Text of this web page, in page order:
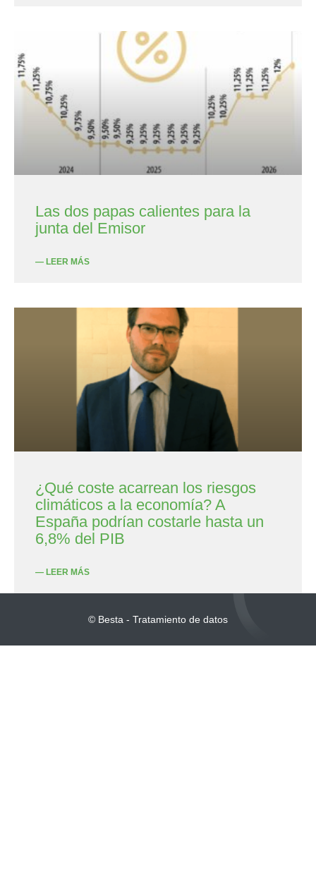
Las dos papas calientes para la
junta del Emisor
— LEER MÁS
¿Qué coste acarrean los riesgos
climáticos a la economía? A
España podrían costarle hasta un
6,8% del PIB
— LEER MÁS
© Besta - Tratamiento de datos